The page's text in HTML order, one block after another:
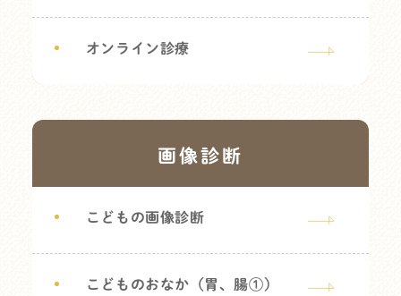
オンライン診療
画像診断
こどもの画像診断
こどものおなか（胃、腸①）